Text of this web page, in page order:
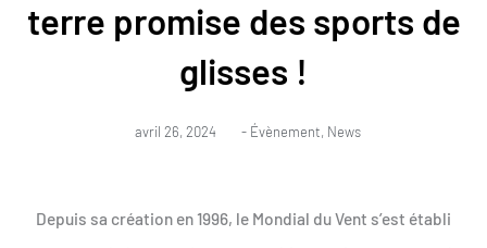
terre promise des sports de
glisses !
avril 26, 2024 - Évènement, News
Depuis sa création en 1996, le Mondial du Vent s’est établi